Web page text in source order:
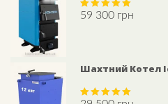
Rated5.00
59 300 грн
Шахтний Котел